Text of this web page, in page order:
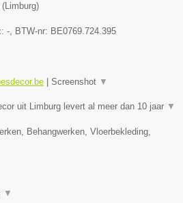
(Limburg)
-, BTW-nr: BE0769.724.395
Screenshot ▼
uit Limburg levert al meer dan 10 jaar ▼
Behangwerken, Vloerbekleding,
▼